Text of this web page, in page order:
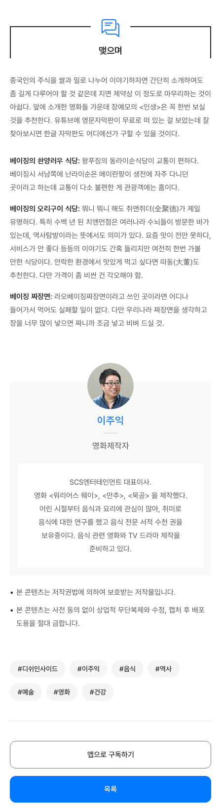
맺으며
중국인의 주식을 쌀과 밀로 나누어 이야기하자면 간단히 소개하여도
좀 길게 다루어야 할 것 같은데 지면 제약상 이 정도로 마무리하는 것이
아쉽다. 앞에 소개한 영화들 가운데 장예모의 <인생>은 꼭 한번 보실
것을 추천한다. 유튜브에 영문자막판이 무료로 떠 있는 걸 보았는데 잘
찾아보시면 한글 자막판도 어디에선가 구할 수 있을 것이다.
베이징의 솬양러우 식당: 왕푸징의 동라이순식당이 교통이 편하다.
베이징시 서남쪽에 난라이순은 메이란팡이 생전에 자주 다니던
곳이라고 하는데 교통이 다소 불편한 게 관광객에는 흠이다.
베이징의 오리구이 식당: 뭐니 뭐니 해도 취앤쥐더(全聚德)가 제일
유명하다. 특히 수백 년 된 치앤먼점은 여러나라 수뇌들이 방문한 바가
있는데, 역사탐방이라는 뜻에서도 의미가 있다. 요즘 맛이 전만 못하다,
서비스가 안 좋다 등등의 이야기도 간혹 들리지만 여전히 한번 가볼
만한 식당이다. 안락한 환경에서 맛있게 먹고 싶다면 따동(大董)도
추천한다. 다만 가격이 좀 비싼 건 각오해야 함.
베이징 짜장면: 라오베이징짜장면이라고 쓰인 곳이라면 어디나
들어가서 먹어도 실패할 일이 없다. 다만 우리나라 짜장면을 생각하고
장을 너무 많이 넣으면 짜니까 조금 넣고 비벼 드실 것.
이주익
영화제작자
SCS엔터테인먼트 대표이사.
영화 <워리어스 웨이>, <만추>, <묵공> 을 제작했다.
어린 시절부터 음식과 요리에 관심이 많아, 취미로
음식에 대한 연구를 했고 음식 전문 서적 수천 권을
보유중이다. 음식 관련 영화와 TV 드라마 제작을
준비하고 있다.
• 본 콘텐츠는 저작권법에 의하여 보호받는 저작물입니다.
• 본 콘텐츠는 사전 동의 없이 상업적 무단복제와 수정, 캡처 후 배포
도용을 절대 금합니다.
#디쉬인사이드 #이주익 #음식 #역사
#예술 #영화 #건강
앱으로 구독하기
목록